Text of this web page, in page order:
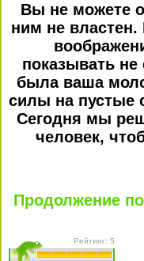
Вы не можете
ним не властен.
показывать
была ваша
силы на пустые
Сегодня мы
человек,
Продолжение
Рейтинг: 5